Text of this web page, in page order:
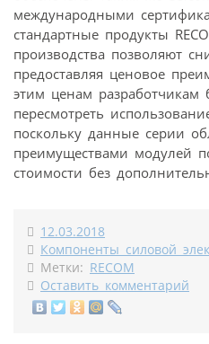
международными
стандартные продукты
производства позволяют
предоставляя ценовое
этим ценам разработчикам
пересмотреть
поскольку данные серии
преимуществами модулей
стоимости без
12.03.2018
Компоненты силовой
Метки: RECOM
Оставить комментарий